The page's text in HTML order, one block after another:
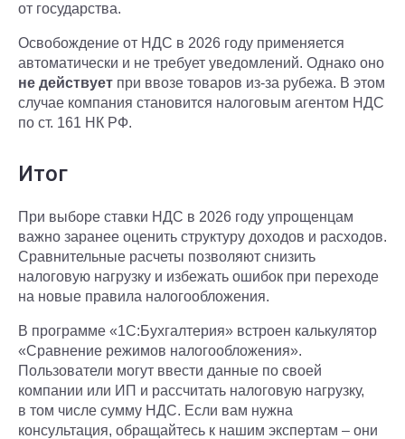
от государства.
Освобождение от НДС в 2026 году применяется
автоматически и не требует уведомлений. Однако оно
не действует при ввозе товаров из-за рубежа. В этом
случае компания становится налоговым агентом НДС
по ст. 161 НК РФ.
Итог
При выборе ставки НДС в 2026 году упрощенцам
важно заранее оценить структуру доходов и расходов.
Сравнительные расчеты позволяют снизить
налоговую нагрузку и избежать ошибок при переходе
на новые правила налогообложения.
В программе «1С:Бухгалтерия» встроен калькулятор
«Сравнение режимов налогообложения».
Пользователи могут ввести данные по своей
компании или ИП и рассчитать налоговую нагрузку,
в том числе сумму НДС. Если вам нужна
консультация, обращайтесь к нашим экспертам – они